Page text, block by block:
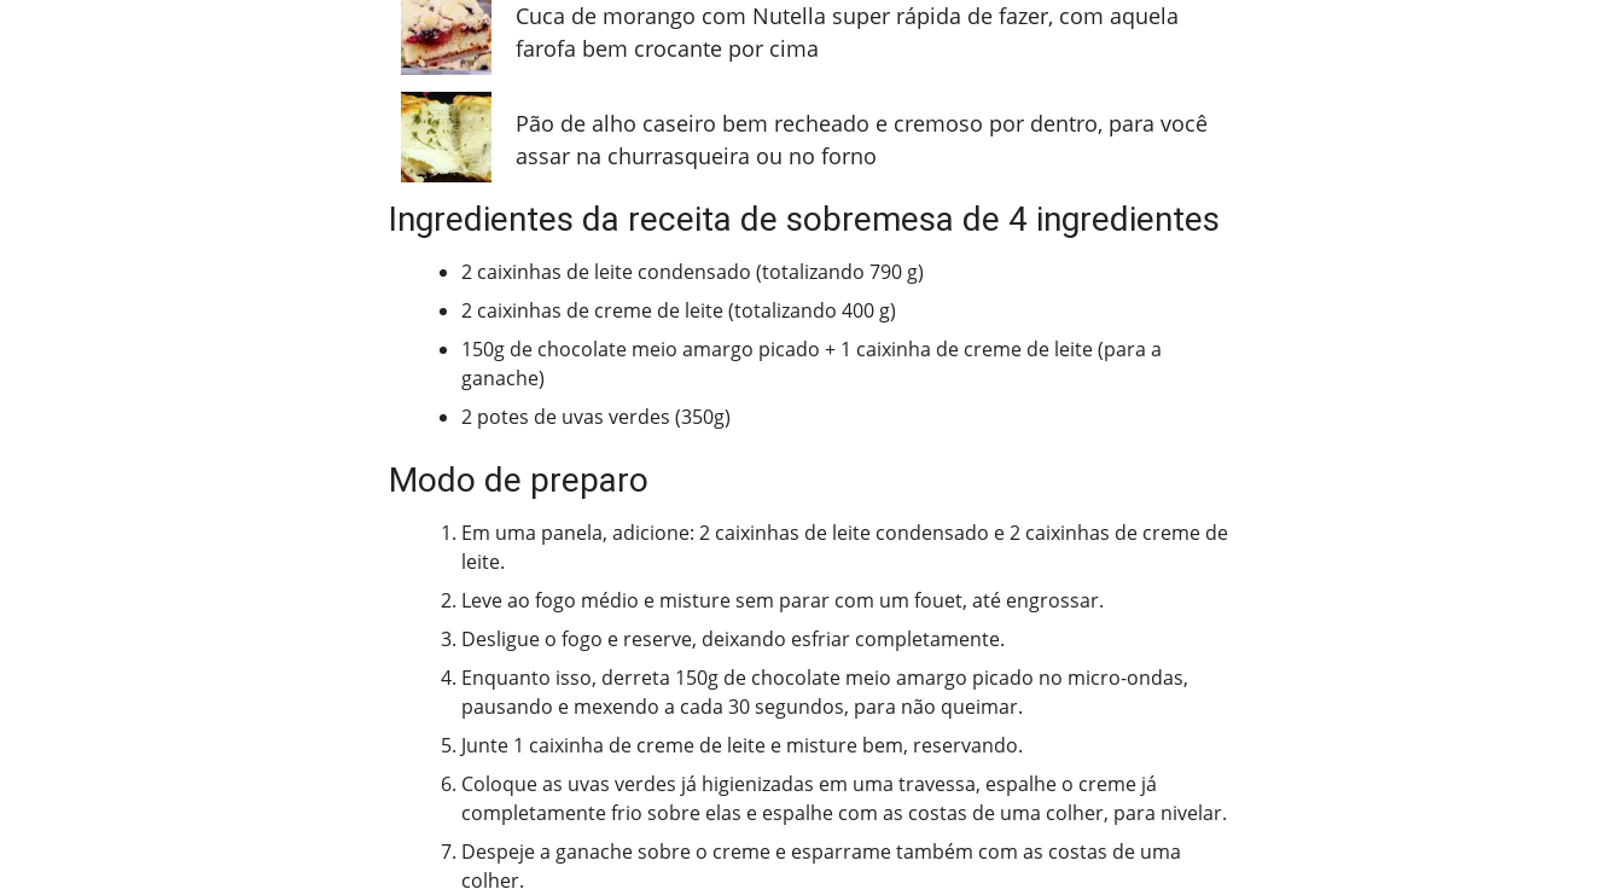
Cuca de morango com Nutella super rápida de fazer, com aquela
farofa bem crocante por cima
Pão de alho caseiro bem recheado e cremoso por dentro, para você
assar na churrasqueira ou no forno
Ingredientes da receita de sobremesa de 4 ingredientes
2 caixinhas de leite condensado (totalizando 790 g)
2 caixinhas de creme de leite (totalizando 400 g)
150g de chocolate meio amargo picado + 1 caixinha de creme de leite (para a
ganache)
2 potes de uvas verdes (350g)
Modo de preparo
Em uma panela, adicione: 2 caixinhas de leite condensado e 2 caixinhas de creme de
leite.
Leve ao fogo médio e misture sem parar com um fouet, até engrossar.
Desligue o fogo e reserve, deixando esfriar completamente.
Enquanto isso, derreta 150g de chocolate meio amargo picado no micro-ondas,
pausando e mexendo a cada 30 segundos, para não queimar.
Junte 1 caixinha de creme de leite e misture bem, reservando.
Coloque as uvas verdes já higienizadas em uma travessa, espalhe o creme já
completamente frio sobre elas e espalhe com as costas de uma colher, para nivelar.
Despeje a ganache sobre o creme e esparrame também com as costas de uma
colher.